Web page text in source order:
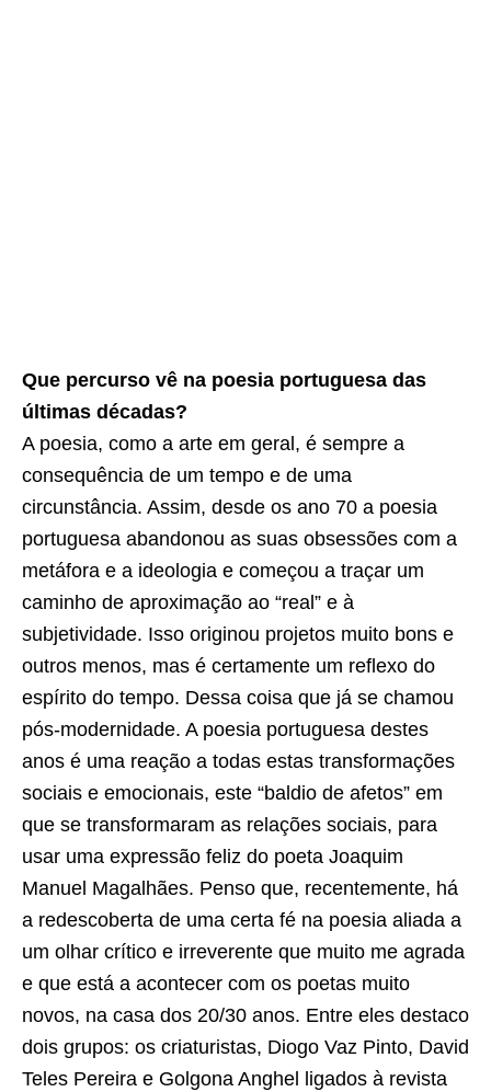
Que percurso vê na poesia portuguesa das
últimas décadas?
A poesia, como a arte em geral, é sempre a
consequência de um tempo e de uma
circunstância. Assim, desde os ano 70 a poesia
portuguesa abandonou as suas obsessões com a
metáfora e a ideologia e começou a traçar um
caminho de aproximação ao “real” e à
subjetividade. Isso originou projetos muito bons e
outros menos, mas é certamente um reflexo do
espírito do tempo. Dessa coisa que já se chamou
pós-modernidade. A poesia portuguesa destes
anos é uma reação a todas estas transformações
sociais e emocionais, este “baldio de afetos” em
que se transformaram as relações sociais, para
usar uma expressão feliz do poeta Joaquim
Manuel Magalhães. Penso que, recentemente, há
a redescoberta de uma certa fé na poesia aliada a
um olhar crítico e irreverente que muito me agrada
e que está a acontecer com os poetas muito
novos, na casa dos 20/30 anos. Entre eles destaco
dois grupos: os criaturistas, Diogo Vaz Pinto, David
Teles Pereira e Golgona Anghel ligados à revista